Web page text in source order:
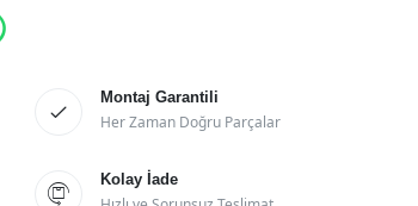

Montaj Garantili
Her Zaman Doğru Parçalar

Kolay İade